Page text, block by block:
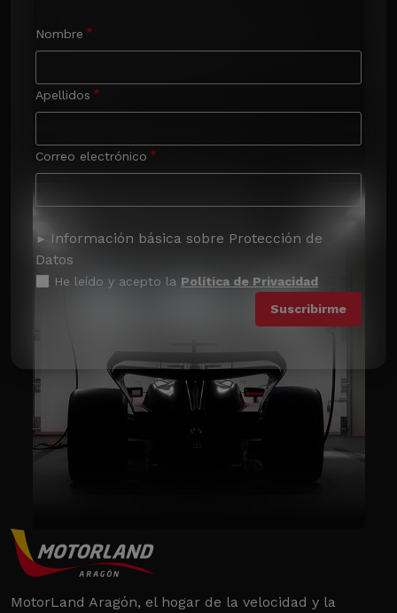
Nombre
Apellidos
Correo electrónico
Información básica sobre Protección de
Datos
He leído y acepto la Política de Privacidad
MotorLand Aragón, el hogar de la velocidad y la